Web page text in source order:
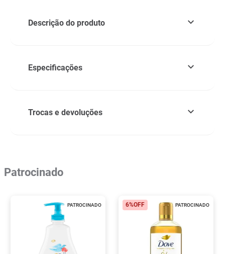
Descrição do produto
Especificações
Trocas e devoluções
Patrocinado
PATROCINADO PATROCINADO
6%OFF